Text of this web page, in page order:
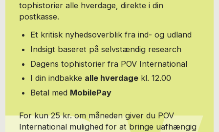
både de oplagte og mere hemmelige. Men hvad der ligger hendes
hjerte nærmest er de anderledes historier fra det syditalienske
univers, der omhandler mennesket i landskabet, og omvendt.
Hvilke aftryk er det vi sætter på vores vej og i hinanden, og
bliver særligt tydelige? Cecilie skriver i et billedrigt sprog, elsker
emner om det groteske og urovækkende, og har en særlig evne
til at fange essencen i en historie - at finde det mange gange
ellers så undseelige element, der ved sin eksponering krystalklart
spejler det store, brølende billede. Cecilie bor København og
nyder at skrive om sin hjemby - foruden Samsø og Berlin, der
tid. Du kan læse mere på hendes hjemmeside:
http://ceciliemariemeyer.dk
tophistorier alle hverdage, direkte i din
postkasse.
Et kritisk nyhedsoverblik fra ind- og udland
Indsigt baseret på selvstændig research
Dagens tophistorier fra POV International
I din indbakke alle hverdage kl. 12.00
Betal med MobilePay
For kun 25 kr. om måneden giver du POV
International mulighed for at bringe uafhængig